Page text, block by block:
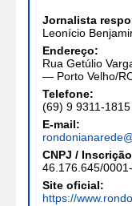
Jornalista
Leonício
Endereço:
Rua Getúlio
— Porto Velho/
Telefone:
(69) 9 9311-1815
E-mail:
CNPJ /
46.176.645/
Site oficial:
https://